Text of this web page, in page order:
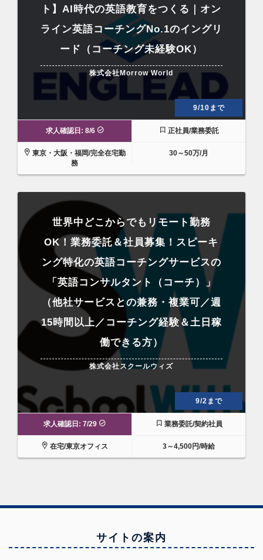
ト】AI時代の英語教育をつくる｜オン
ライン英語コーチングNo.1のイングリ
ード（コーチング未経験OK）
株式会社Morrow World
9/10まで
求人確認日: 8/6 正社員/業務委託
東京・大阪・福岡/完全在宅勤
務
30～50万/月
世界中どこからでもリモート勤務
OK！業務委託＆社員募集！スピーキ
ング特化の英語コーチングサービスの
「英語コンサルタント（コーチ）」
（他社サービスとの兼務・複業可／週
15時間以上／コーチング経験＆土日稼
働できる方）
株式会社スクールウィズ
9/2まで
求人確認日: 7/29 業務委託/契約社員
在宅/東京オフィス 3～4,500円/時給
サイトの案内